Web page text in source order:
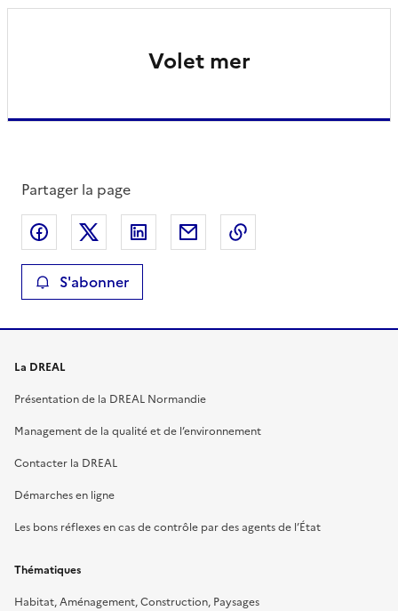
Volet mer
Partager la page
Partager sur Facebook
Partager sur XPartager sur LinkedIn
Partager par email
S'abonner
La DREAL
Présentation de la DREAL Normandie
Management de la qualité et de l’environnement
Contacter la DREAL
Démarches en ligne
Les bons réflexes en cas de contrôle par des agents de l’État
Thématiques
Habitat, Aménagement, Construction, Paysages